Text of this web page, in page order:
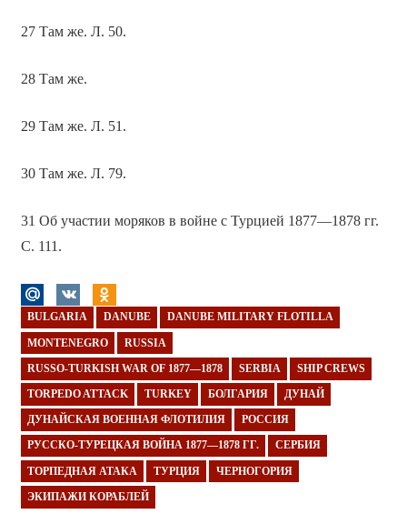
27 Там же. Л. 50.
28 Там же.
29 Там же. Л. 51.
30 Там же. Л. 79.
31 Об участии моряков в войне с Турцией 1877—1878 гг.
С. 111.
BULGARIA DANUBE DANUBE MILITARY FLOTILLA
MONTENEGRO RUSSIA
RUSSO-TURKISH WAR OF 1877—1878 SERBIA SHIP CREWS
TORPEDO ATTACK TURKEY БОЛГАРИЯ ДУНАЙ
ДУНАЙСКАЯ ВОЕННАЯ ФЛОТИЛИЯ РОССИЯ
РУССКО-ТУРЕЦКАЯ ВОЙНА 1877—1878 ГГ. СЕРБИЯ
ТОРПЕДНАЯ АТАКА ТУРЦИЯ ЧЕРНОГОРИЯ
ЭКИПАЖИ КОРАБЛЕЙ